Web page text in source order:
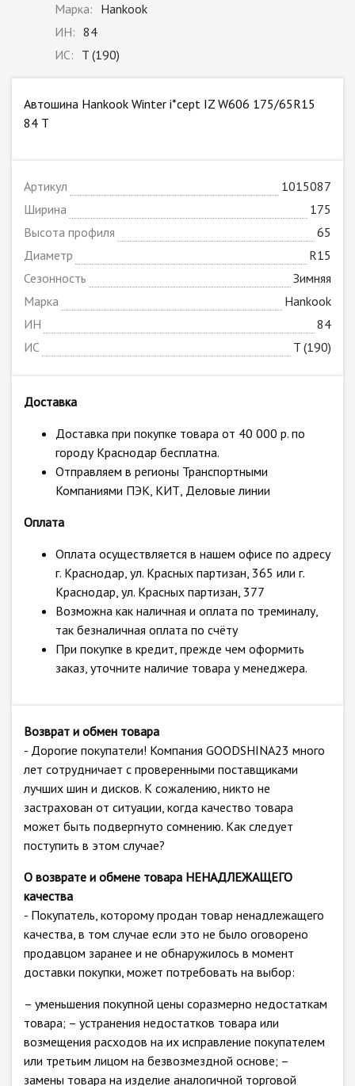
Марка: Hankook
ИН: 84
ИС: T (190)
Автошина Hankook Winter i*cept IZ W606 175/65R15
84 T
Артикул
1015087
Ширина
175
Высота профиля
65
Диаметр
R15
Сезонность
Зимняя
Марка
Hankook
ИН
84
ИС
T (190)
Доставка
Доставка при покупке товара от 40 000 р. по
городу Краснодар бесплатна.
Отправляем в регионы Транспортными
Компаниями ПЭК, КИТ, Деловые линии
Оплата
Оплата осуществляется в нашем офисе по адресу
г. Краснодар, ул. Красных партизан, 365 или г.
Краснодар, ул. Красных партизан, 377
Возможна как наличная и оплата по треминалу,
так безналичная оплата по счёту
При покупке в кредит, прежде чем оформить
заказ, уточните наличие товара у менеджера.
Возврат и обмен товара
- Дорогие покупатели! Компания GOODSHINA23 много
лет сотрудничает с проверенными поставщиками
лучших шин и дисков. К сожалению, никто не
застрахован от ситуации, когда качество товара
может быть подвергнуто сомнению. Как следует
поступить в этом случае?
О возврате и обмене товара НЕНАДЛЕЖАЩЕГО
качества
- Покупатель, которому продан товар ненадлежащего
качества, в том случае если это не было оговорено
продавцом заранее и не обнаружилось в момент
доставки покупки, может потребовать на выбор:
– уменьшения покупной цены соразмерно недостаткам
товара; – устранения недостатков товара или
возмещения расходов на их исправление покупателем
или третьим лицом на безвозмездной основе; –
замены товара на изделие аналогичной торговой